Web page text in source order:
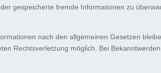
gespeicherte fremde Informationen zu
nach den allgemeinen Gesetzen
Rechtsverletzung möglich. Bei